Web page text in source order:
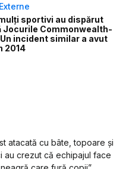
sportivi au dispărut
Jocurile Commonwealth-
incident similar a avut
2014
atacată cu bâte, topoare și
au crezut că echipajul face